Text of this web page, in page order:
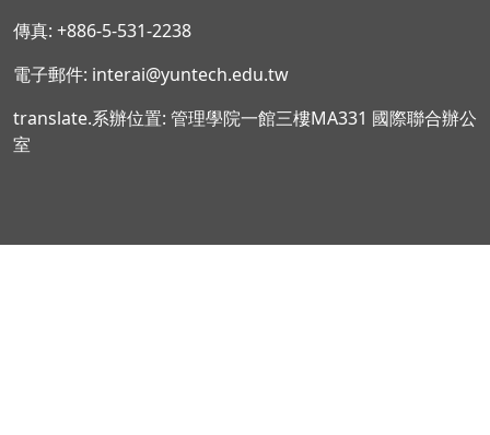
傳真: +886-5-531-2238
電子郵件: interai@yuntech.edu.tw
translate.系辦位置: 管理學院一館三樓MA331 國際聯合辦公
室